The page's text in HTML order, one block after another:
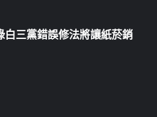
三黨錯誤修法將讓紙菸銷